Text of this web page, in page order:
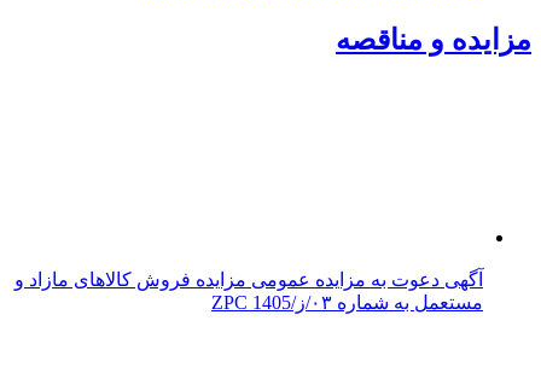
مزایده و مناقصه
آگهی دعوت به مزایده عمومی مزایده فروش کالاهای مازاد و
مستعمل به شماره ۰۳/ز/ZPC 1405